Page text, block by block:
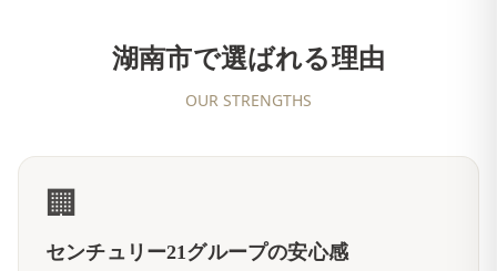
湖南市で選ばれる理由
OUR STRENGTHS
🏢
センチュリー21グループの安心感